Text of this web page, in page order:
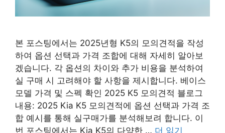
본 포스팅에서는 2025년형 K5의 모의견적을 작성
하여 옵션 선택과 가격 조합에 대해 자세히 알아보
겠습니다. 각 옵션의 차이와 추가 비용을 분석하여
실 구매 시 고려해야 할 사항을 제시합니다. 베이스
모델 가격 및 스펙 확인 2025 K5 모의견적 블로그
내용: 2025 Kia K5 모의견적에 옵션 선택과 가격 조
합 예시를 통해 실구매가를 분석해보려 합니다. 이
번 포스팅에서는 Kia K5의 다양한 … 더 읽기